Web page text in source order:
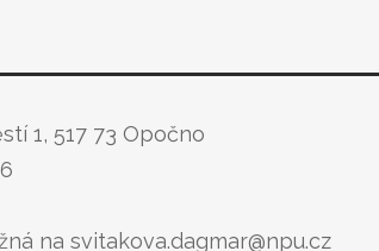
1, 517 73 Opočno
na svitakova.dagmar@npu.cz